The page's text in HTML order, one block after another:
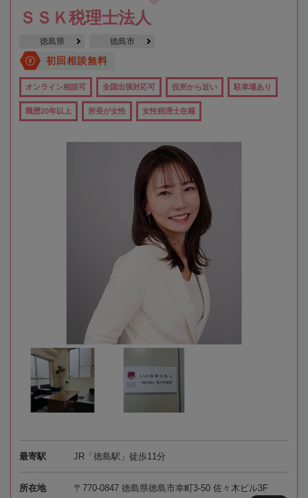
ＳＳＫ税理士法人
徳島県 徳島市
初回相談無料
オンライン相談可 全国出張対応可 役所から近い 駐車場あり
職歴20年以上 所長が女性 女性税理士在籍
最寄駅 JR「徳島駅」徒歩11分
所在地 〒770-0847 徳島県徳島市幸町3-50 佐々木ビル3F